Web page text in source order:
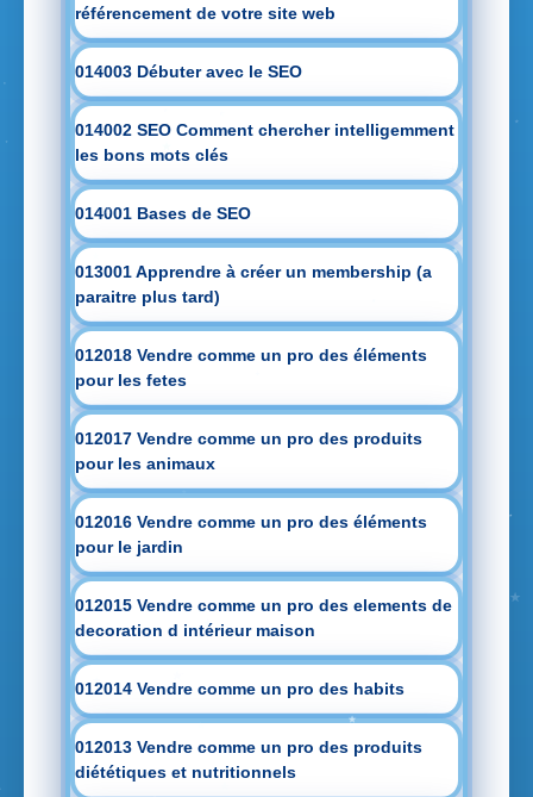
référencement de votre site web
014003 Débuter avec le SEO
014002 SEO Comment chercher intelligemment
les bons mots clés
014001 Bases de SEO
013001 Apprendre à créer un membership (a
paraitre plus tard)
012018 Vendre comme un pro des éléments
pour les fetes
012017 Vendre comme un pro des produits
pour les animaux
012016 Vendre comme un pro des éléments
pour le jardin
012015 Vendre comme un pro des elements de
decoration d intérieur maison
012014 Vendre comme un pro des habits
012013 Vendre comme un pro des produits
diététiques et nutritionnels